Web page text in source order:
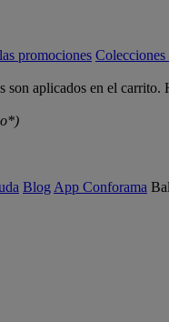
promociones
son aplicados en el
Blog App Conforama